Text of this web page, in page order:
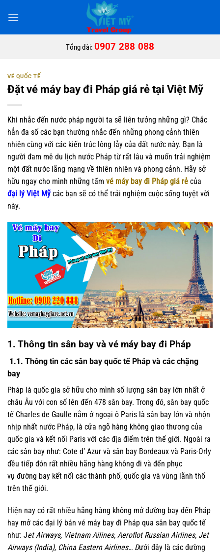
qua
Tổng đài: 0907 288 088
VÉ QUỐC TẾ
Đặt vé máy bay đi Pháp giá rẻ tại Việt Mỹ
Khi nhắc đến nước pháp người ta sẽ liên tưởng những gì? Chắc
hẳn đa số các bạn thường nhắc đến những phong cảnh thiên
nhiên cùng với các kiến trúc lông lẫy của đất nước này. Bạn là
người đam mê du lịch nước Pháp từ rất lâu và muốn trải nghiệm
một đất nước lãng mạng về thiên nhiên và phong cảnh. Hãy sở
hữu ngay cho mình những tấm vé máy bay đi Pháp giá rẻ của
đại lý Việt Mỹ các bạn sẽ có thể trải nghiệm cuộc sống tuyệt vời
này.
1. Thông tin sân bay và vé máy bay đi Pháp
1.1. Thông tin các sân bay quốc tế Pháp và các chặng
bay
Pháp là quốc gia sở hữu cho mình số lượng sân bay lớn nhất ở
châu Âu với con số lên đến 478 sân bay. Trong đó, sân bay quốc
tế Charles de Gaulle nằm ở ngoại ô Paris là sân bay lớn và nhộn
nhịp nhất nước Pháp, là cửa ngõ hàng không giao thương của
quốc gia và kết nối Paris với các địa điểm trên thế giới. Ngoài ra
các sân bay như: Cote d’ Azur và sân bay Bordeaux và Paris-Orly
đều tiếp đón rất nhiều hãng hàng không đi và đến phục
vụ đường bay kết nối các thành phố, quốc gia và vùng lãnh thổ
trên thế giới.
Hiện nay có rất nhiều hãng hàng không mở đường bay đến Pháp
hay mở các đại lý bán vé máy bay đi Pháp qua sân bay quốc tế
như: Jet Airways, Vietnam Ailines, Aeroflot Russian Airlines, Jet
Airways (India), China Eastern Airlines… Dưới đây là các đường